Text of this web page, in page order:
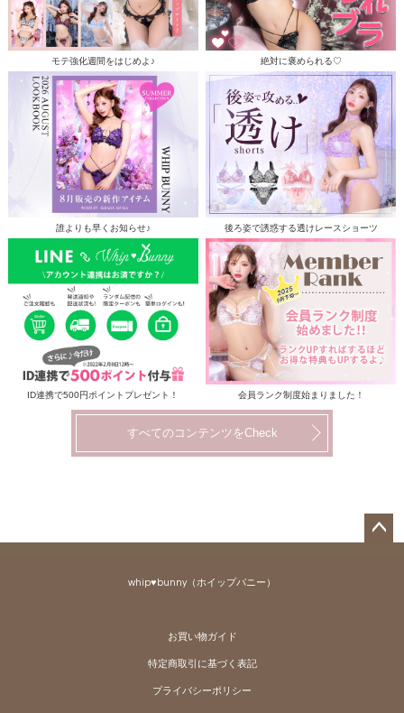
モテ強化週間をはじめよ♪ 絶対に褒められる♡
誰よりも早くお知らせ♪ 後ろ姿で誘惑する透けレースショーツ
ID連携で500円ポイントプレゼント！ 会員ランク制度始まりました！
すべてのコンテンツをCheck
whip♥bunny（ホイップバニー）
お買い物ガイド
特定商取引に基づく表記
プライバシーポリシー